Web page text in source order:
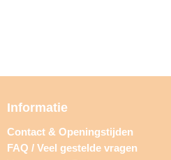
Informatie
Contact & Openingstijden
FAQ / Veel gestelde vragen